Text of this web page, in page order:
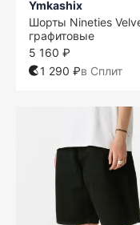
Ymkashix
Шорты Nineties
графитовые
5 160 ₽
1 290 ₽в Сплит